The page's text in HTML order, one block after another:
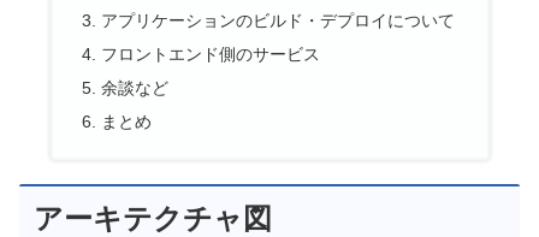
アプリケーションのビルド・デプロイについて
フロントエンド側のサービス
余談など
まとめ
アーキテクチャ図